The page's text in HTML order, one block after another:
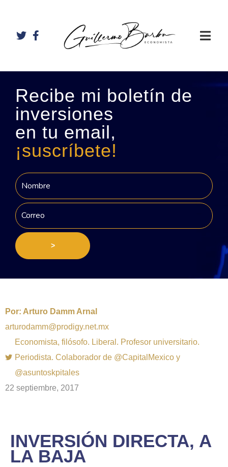
Recibe mi boletín de
inversiones
en tu email,
¡suscríbete!
>
Por: Arturo Damm Arnal
arturodamm@prodigy.net.mx
Economista, filósofo. Liberal. Profesor universitario.
Periodista. Colaborador de @CapitalMexico y
@asuntoskpitales
22 septiembre, 2017
INVERSIÓN DIRECTA, A
LA BAJA